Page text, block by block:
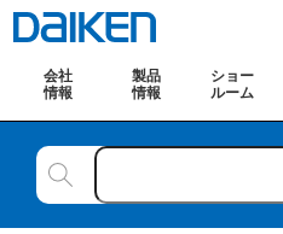
会社
情報
製品
情報
ショー
ルーム